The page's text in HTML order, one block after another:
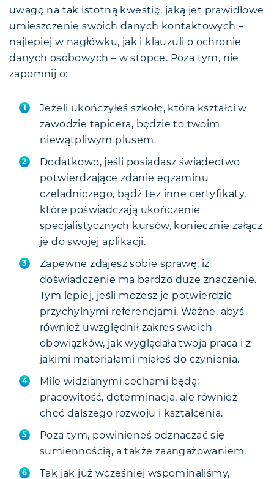
uwagę na tak istotną kwestię, jaką jet prawidłowe
umieszczenie swoich danych kontaktowych –
najlepiej w nagłówku, jak i klauzuli o ochronie
danych osobowych – w stopce. Poza tym, nie
zapomnij o:
Jeżeli ukończyłeś szkołę, która kształci w
zawodzie tapicera, będzie to twoim
niewątpliwym plusem.
Dodatkowo, jeśli posiadasz świadectwo
potwierdzające zdanie egzaminu
czeladniczego, bądź też inne certyfikaty,
które poświadczają ukończenie
specjalistycznych kursów, koniecznie załącz
je do swojej aplikacji.
Zapewne zdajesz sobie sprawę, iż
doświadczenie ma bardzo duże znaczenie.
Tym lepiej, jeśli możesz je potwierdzić
przychylnymi referencjami. Ważne, abyś
również uwzględnił zakres swoich
obowiązków, jak wyglądała twoja praca i z
jakimi materiałami miałeś do czynienia.
Mile widzianymi cechami będą:
pracowitość, determinacja, ale również
chęć dalszego rozwoju i kształcenia.
Poza tym, powinieneś odznaczać się
sumiennością, a także zaangażowaniem.
Tak jak już wcześniej wspominaliśmy,